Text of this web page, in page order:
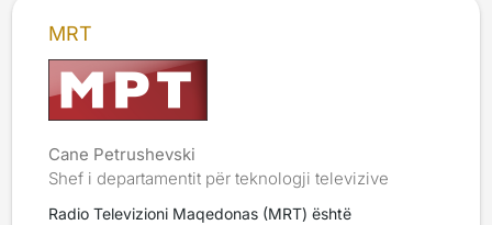
MRT
Cane Petrushevski
Shef i departamentit për teknologji televizive
Radio Televizioni Maqedonas (MRT) është